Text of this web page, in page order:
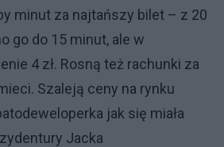
minut za najtańszy bilet – z 20
go do 15 minut, ale w
4 zł. Rosną też rachunki za
Szaleją ceny na rynku
jak się miała
Jacka